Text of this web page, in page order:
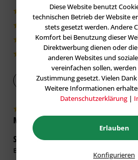
Bewertung abgeben
Michael H.
Super Produkt 17.06.2025
Bin zufrieden, erfüllt seinen Zweck.
Diese Website benutzt
technischen Betrieb der Website
stets gesetzt werden. Andere
Komfort bei Benutzung dieser
Direktwerbung dienen oder
anderen Websites und
vereinfachen sollen,
Zustimmung gesetzt. Vielen
Weitere Informationen
Datenschutzerklärung|
Erlauben
Konfigurieren